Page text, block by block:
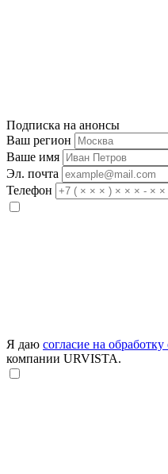
Подписка на анонсы
Ваш регион
Ваше имя
Эл. почта
Телефон
Я даю согласие на
компании URVISTA.